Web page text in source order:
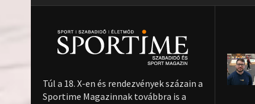
Túl a 18. X-en és rendezvények százain a
Sportime Magazinnak továbbra is a